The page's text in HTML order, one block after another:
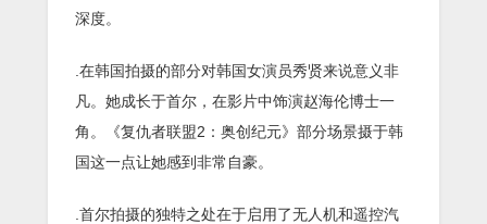
深度。
.在韩国拍摄的部分对韩国女演员秀贤来说意义非
凡。她成长于首尔，在影片中饰演赵海伦博士一
角。《复仇者联盟2：奥创纪元》部分场景摄于韩
国这一点让她感到非常自豪。
.首尔拍摄的独特之处在于启用了无人机和遥控汽